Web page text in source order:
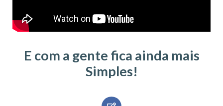
E com a gente fica ainda mais
Simples!